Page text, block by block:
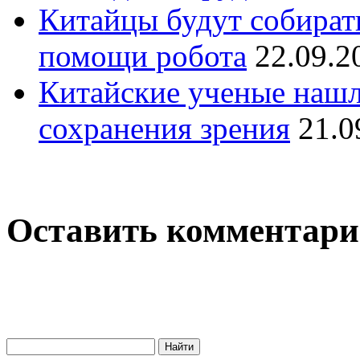
Китайцы будут
помощи робота
Китайские ученые
сохранения зрения
Оставить